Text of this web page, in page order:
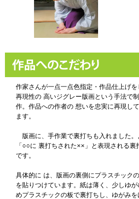
作家さんが一点一点色指定・作品仕上げを
再現性の 高いジグレー版画という手法で制
作。作品への作者の 想いを忠実に再現し
ます。
版画に、手作業で裏打ちも入れました。
「○○に 裏打ちされた××」と表現される裏
です。
具体的に は、版画の裏側にプラスチック
を貼りつけています。紙は薄く、少しゆが
めプラスチックの板で裏打ちし、ゆがみを